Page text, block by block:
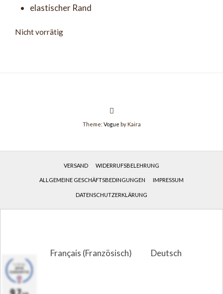
elastischer Rand
Nicht vorrätig
Theme: Vogue by Kaira
VERSAND WIDERRUFSBELEHRUNG
ALLGEMEINE GESCHÄFTSBEDINGUNGEN IMPRESSUM
DATENSCHUTZERKLÄRUNG
Français (Französisch) Deutsch